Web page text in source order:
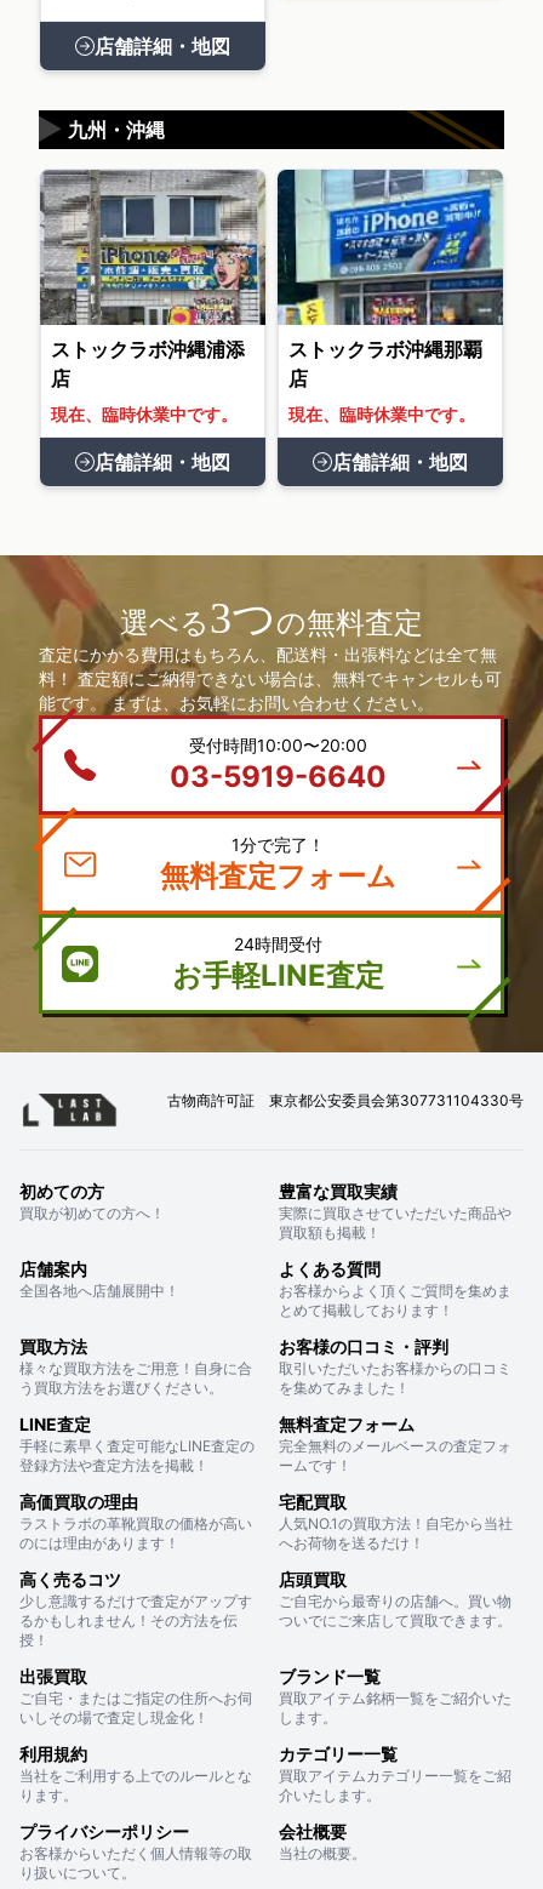
店舗詳細・地図
九州・沖縄
▶
ストックラボ沖縄浦添
店
現在、臨時休業中です。
店舗詳細・地図
ストックラボ沖縄那覇
店
現在、臨時休業中です。
店舗詳細・地図
選べる3つの無料査定
査定にかかる費用はもちろん、配送料・出張料などは全て無
料！ 査定額にご納得できない場合は、無料でキャンセルも可
能です。 まずは、お気軽にお問い合わせください。
受付時間10:00〜20:00
03-5919-6640
1分で完了！
無料査定フォーム
24時間受付
お手軽LINE査定
古物商許可証 東京都公安委員会第307731104330号
初めての方
買取が初めての方へ！
豊富な買取実績
実際に買取させていただいた商品や
買取額も掲載！
店舗案内
全国各地へ店舗展開中！
よくある質問
お客様からよく頂くご質問を集めま
とめて掲載しております！
買取方法
様々な買取方法をご用意！自身に合
う買取方法をお選びください。
お客様の口コミ・評判
取引いただいたお客様からの口コミ
を集めてみました！
LINE査定
手軽に素早く査定可能なLINE査定の
登録方法や査定方法を掲載！
無料査定フォーム
完全無料のメールベースの査定フォ
ームです！
高価買取の理由
ラストラボの革靴買取の価格が高い
のには理由があります！
宅配買取
人気NO.1の買取方法！自宅から当社
へお荷物を送るだけ！
高く売るコツ
少し意識するだけで査定がアップす
るかもしれません！その方法を伝
授！
店頭買取
ご自宅から最寄りの店舗へ。買い物
ついでにご来店して買取できます。
出張買取
ご自宅・またはご指定の住所へお伺
いしその場で査定し現金化！
ブランド一覧
買取アイテム銘柄一覧をご紹介いた
します。
利用規約
当社をご利用する上でのルールとな
ります。
カテゴリー一覧
買取アイテムカテゴリー一覧をご紹
介いたします。
プライバシーポリシー
お客様からいただく個人情報等の取
り扱いについて。
会社概要
当社の概要。